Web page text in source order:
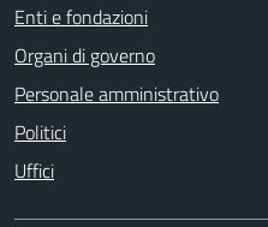
Enti e fondazioni
Organi di governo
Personale amministrativo
Politici
Uffici